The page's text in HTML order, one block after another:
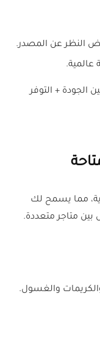
النظر عن المصدر.
عالمية.
الجودة + التوفر
مما يسمح لك
بين متاجر متعددة.
والغسول.